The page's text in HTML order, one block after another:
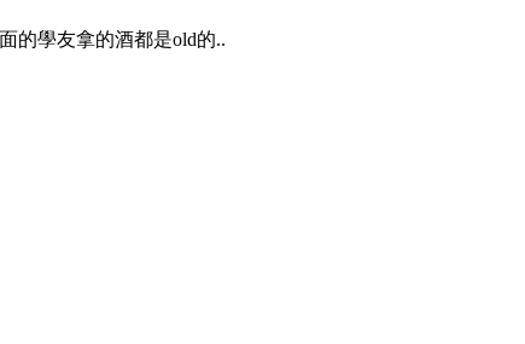
的學友拿的酒都是old的..